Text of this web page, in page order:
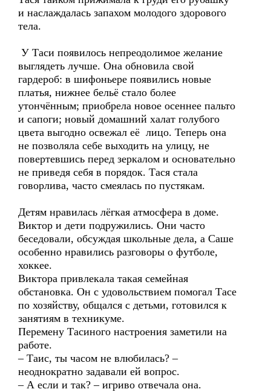
и наслаждалась запахом молодого здорового
тела.
У Таси появилось непреодолимое желание
выглядеть лучше. Она обновила свой
гардероб: в шифоньере появились новые
платья, нижнее бельё стало более
утончённым; приобрела новое осеннее пальто
и сапоги; новый домашний халат голубого
цвета выгодно освежал её лицо. Теперь она
не позволяла себе выходить на улицу, не
повертевшись перед зеркалом и основательно
не приведя себя в порядок. Тася стала
говорлива, часто смеялась по пустякам.
Детям нравилась лёгкая атмосфера в доме.
Виктор и дети подружились. Они часто
беседовали, обсуждая школьные дела, а Саше
особенно нравились разговоры о футболе,
хоккее.
Виктора привлекала такая семейная
обстановка. Он с удовольствием помогал Тасе
по хозяйству, общался с детьми, готовился к
занятиям в техникуме.
Перемену Тасиного настроения заметили на
работе.
– Таис, ты часом не влюбилась? –
неоднократно задавали ей вопрос.
– А если и так? – игриво отвечала она.